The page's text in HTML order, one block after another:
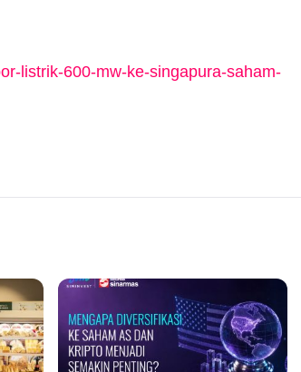
listrik-600-mw-ke-singapura-saham-